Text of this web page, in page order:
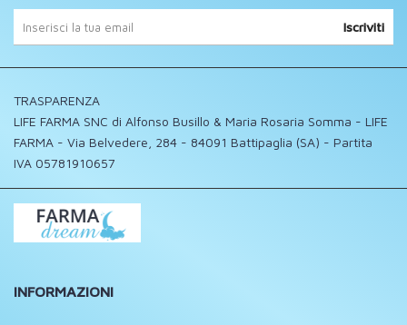
Iscriviti
TRASPARENZA
LIFE FARMA SNC di Alfonso Busillo & Maria Rosaria Somma - LIFE
FARMA - Via Belvedere, 284 - 84091 Battipaglia (SA) - Partita
IVA 05781910657
INFORMAZIONI